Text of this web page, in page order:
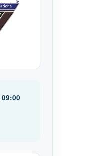
09:00